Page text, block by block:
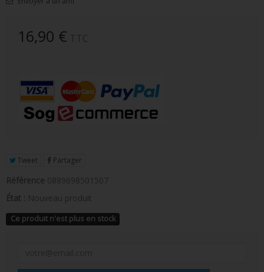
POP PROTECTION
PORTE-CLÉS POCKET POP
LOUNGEFLY
16,90 €
Tweet Partager
Référence 0889698501507
État : Nouveau produit
Ce produit n'est plus en stock